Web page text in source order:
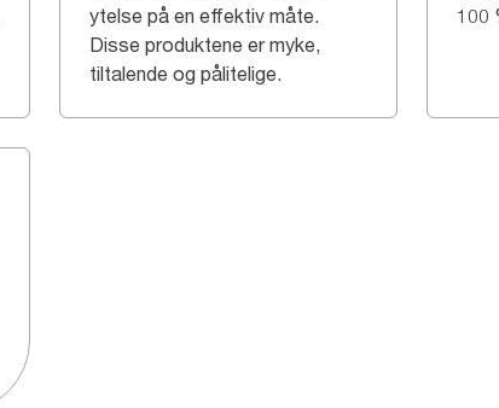
ytelse på en effektiv måte.
Disse produktene er myke,
tiltalende og pålitelige.
100